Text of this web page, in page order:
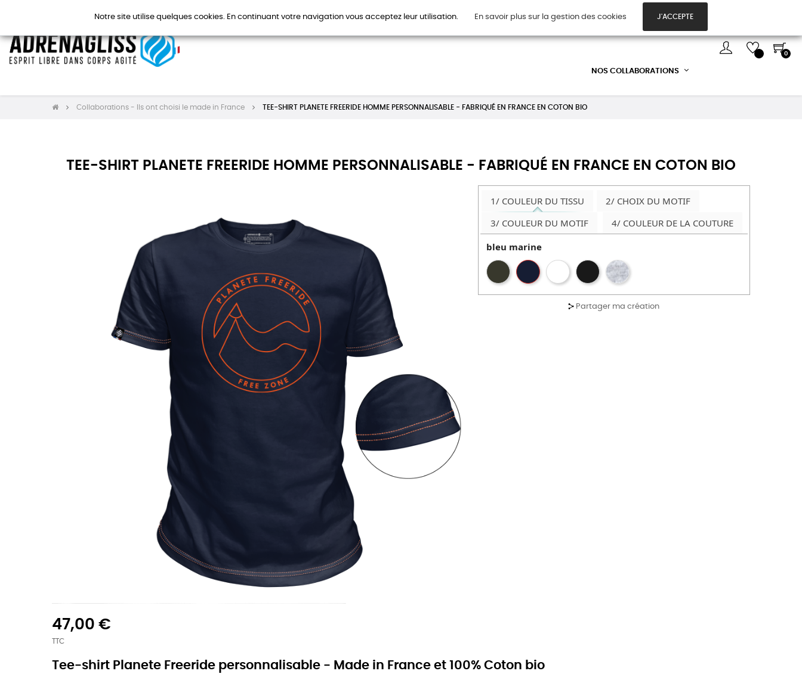
HOMMES FEMMES CARTES CADEAUX
NOS COLLABORATIONS
0
Collaborations - Ils ont choisi le made in France TEE-SHIRT PLANETE FREERIDE HOMME PERSONNALISABLE - FABRIQUÉ EN FRANCE EN COTON BIO
TEE-SHIRT PLANETE FREERIDE HOMME PERSONNALISABLE - FABRIQUÉ EN FRANCE EN COTON BIO
1/ COULEUR DU TISSU
2/ CHOIX DU MOTIF
3/ COULEUR DU MOTIF
4/ COULEUR DE LA COUTURE
bleu marine
Partager ma création
47,00 €
TTC
Tee-shirt Planete Freeride personnalisable - Made in France et 100% Coton bio
Notre site utilise quelques cookies. En continuant votre navigation vous acceptez leur utilisation. En savoir plus sur la gestion des cookies J'ACCEPTE